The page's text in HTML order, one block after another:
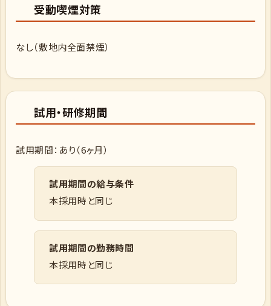
受動喫煙対策
なし（敷地内全面禁煙）
試用・研修期間
試用期間：あり（6ヶ月）
試用期間の給与条件
本採用時と同じ
試用期間の勤務時間
本採用時と同じ